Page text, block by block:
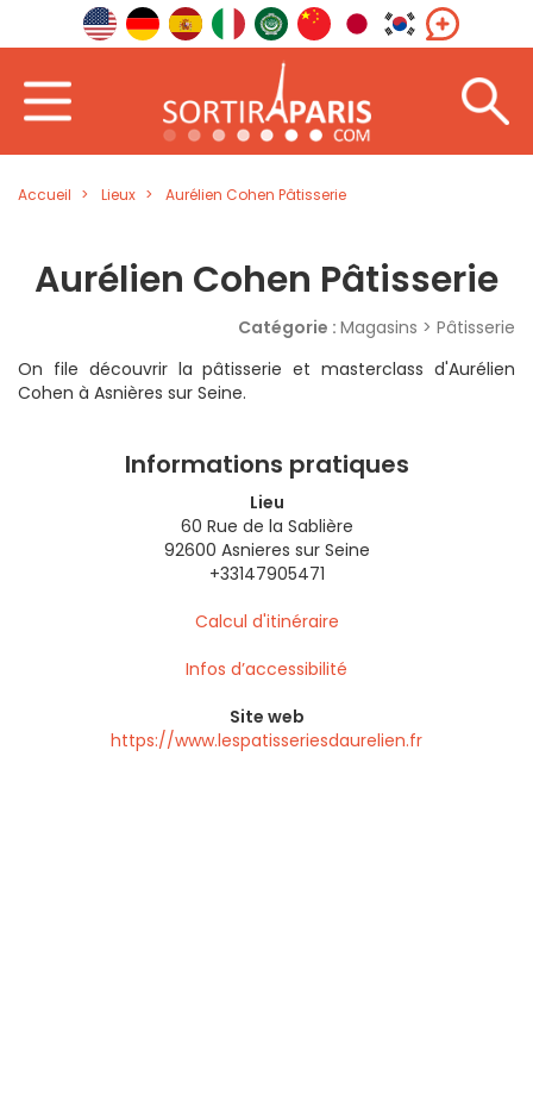
Accueil Lieux Aurélien Cohen Pâtisserie
Aurélien Cohen Pâtisserie
Catégorie : Magasins > Pâtisserie
On file découvrir la pâtisserie et masterclass d'Aurélien
Cohen à Asnières sur Seine.
Informations pratiques
Lieu
60 Rue de la Sablière
92600 Asnieres sur Seine
+33147905471
Calcul d'itinéraire
Infos d’accessibilité
Site web
https://www.lespatisseriesdaurelien.fr